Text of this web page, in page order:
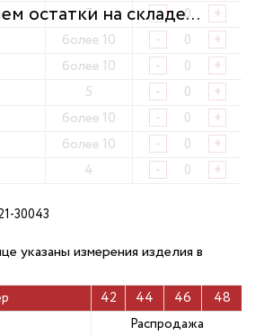
7 - +
более 10 - +
более 10 - +
5 - +
более 10 - +
более 10 - +
4 - +
30043
указаны измерения изделия в
42 44 46
48
Распродажа